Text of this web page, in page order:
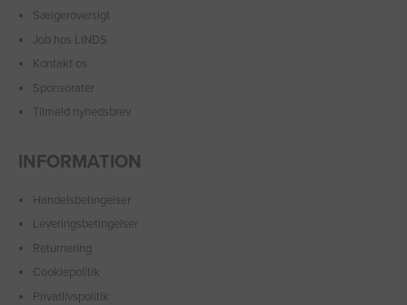
Sælgeroversigt
Job hos LINDS
Kontakt os
Sponsorater
Tilmeld nyhedsbrev
INFORMATION
Handelsbetingelser
Leveringsbetingelser
Returnering
Cookiepolitik
Privatlivspolitik